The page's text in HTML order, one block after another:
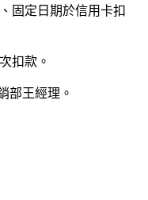
固定日期於信用卡扣
扣款。
部王經理。